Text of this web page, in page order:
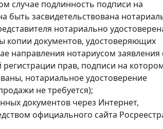
случае подлинность подписи на
быть засвидетельствована
нотариально
копии документов, удостоверяющих
направления нотариусом заявления
регистрации прав, подписи на
нотариальное удостоверение
не требуется);
документов через Интернет,
официального сайта